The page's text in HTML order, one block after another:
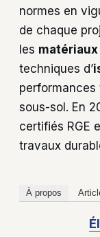
normes en
de chaque
les
techniques d’
sous-sol. En
certifiés RGE
travaux
À propos